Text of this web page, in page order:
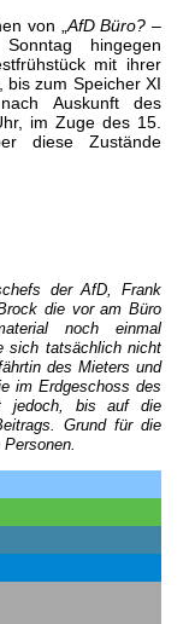
von „ AfD Büro? –
hingegen
mit ihrer
bis zum Speicher XI
Auskunft des
im Zuge des 15.
diese Zustände
der AfD, Frank
die vor am Büro
noch einmal
sich tatsächlich nicht
des Mieters und
im Erdgeschoss des
jedoch, bis auf die
Grund für die